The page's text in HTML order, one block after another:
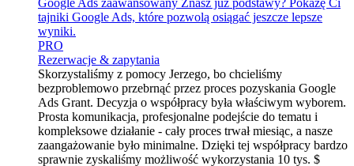
Google Ads zaawansowany Znasz już podstawy? Pokażę Ci
tajniki Google Ads, które pozwolą osiągać jeszcze lepsze
wyniki.
PRO
Rezerwacje & zapytania
Skorzystaliśmy z pomocy Jerzego, bo chcieliśmy
bezproblemowo przebrnąć przez proces pozyskania Google
Ads Grant. Decyzja o współpracy była właściwym wyborem.
Prosta komunikacja, profesjonalne podejście do tematu i
kompleksowe działanie - cały proces trwał miesiąc, a nasze
zaangażowanie było minimalne. Dzięki tej współpracy bardzo
sprawnie zyskaliśmy możliwość wykorzystania 10 tys. $